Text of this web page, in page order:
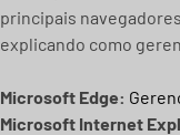
principais
explicando como
Microsoft Edge:
Microsoft Internet